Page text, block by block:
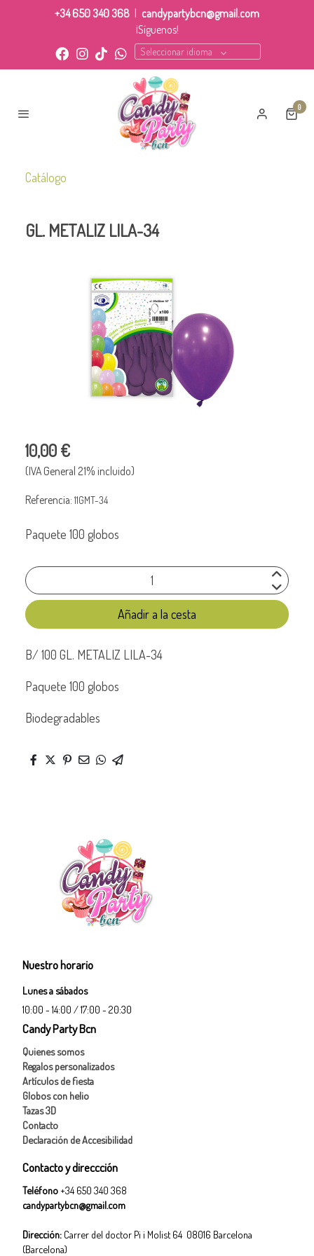
+34 650 340 368
candypartybcn@gmail.com
¡Síguenos!
Seleccionar idioma
0
Catálogo
GL. METALIZ LILA-34
10,00 €
(IVA General 21% incluido)
Referencia: 11GMT-34
Paquete 100 globos
Añadir a la cesta
B/ 100 GL. METALIZ LILA-34
Paquete 100 globos
Biodegradables
Nuestro horario
Lunes a sábados
10:00 - 14:00 / 17:00 - 20:30
Candy Party Bcn
Quienes somos
Regalos personalizados
Artículos de fiesta
Globos con helio
Tazas 3D
Contacto
Declaración de Accesibilidad
Contacto y direccción
Teléfono+34 650 340 368
candypartybcn@gmail.com
Dirección: Carrer del doctor Pi i Molist 64 08016 Barcelona
(Barcelona)